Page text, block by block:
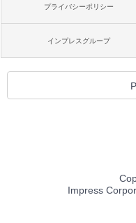
プライバシーポリシー
インプレスグループ
Impress